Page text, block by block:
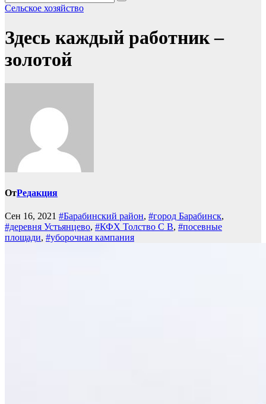
Сельское хозяйство
Здесь каждый работник –
золотой
ОтРедакция
Сен 16, 2021 #Барабинский район, #город Барабинск,
#деревня Устьянцево, #КФХ Толство С В, #посевные
площади, #уборочная кампания